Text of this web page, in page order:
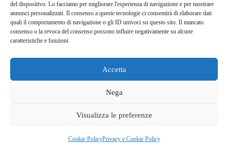
del dispositivo. Lo facciamo per migliorare l'esperienza di navigazione e per mostrare
annunci personalizzati. Il consenso a queste tecnologie ci consentirà di elaborare dati
quali il comportamento di navigazione o gli ID univoci su questo sito. Il mancato
consenso o la revoca del consenso possono influire negativamente su alcune
caratteristiche e funzioni.
Accetta
Nega
Visualizza le preferenze
Cookie PolicyPrivacy e Cookie Policy